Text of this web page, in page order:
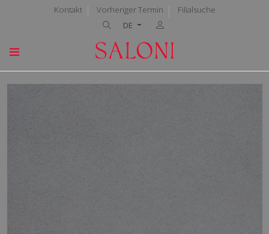
Kontakt Vorheriger Termin
Filialsuche
DE